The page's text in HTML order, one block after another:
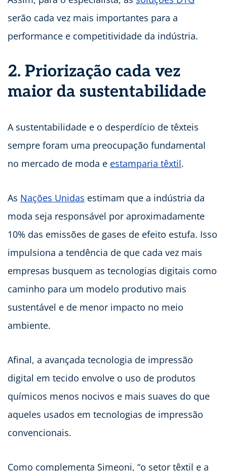
serão cada vez mais importantes para a
performance e competitividade da indústria.
2. Priorização cada vez
maior da sustentabilidade
A sustentabilidade e o desperdício de têxteis
sempre foram uma preocupação fundamental
no mercado de moda e estamparia têxtil.
As Nações Unidas estimam que a indústria da
moda seja responsável por aproximadamente
10% das emissões de gases de efeito estufa. Isso
impulsiona a tendência de que cada vez mais
empresas busquem as tecnologias digitais como
caminho para um modelo produtivo mais
sustentável e de menor impacto no meio
ambiente.
Afinal, a avançada tecnologia de impressão
digital em tecido envolve o uso de produtos
químicos menos nocivos e mais suaves do que
aqueles usados em tecnologias de impressão
convencionais.
Como complementa Simeoni, “o setor têxtil e a